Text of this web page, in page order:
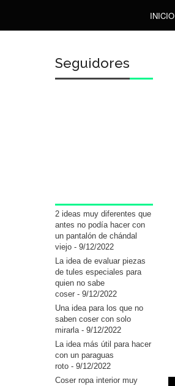
INICIO
Seguidores
2 ideas muy diferentes que
antes no podía hacer con
un pantalón de chándal
viejo - 9/12/2022
La idea de evaluar piezas
de tules especiales para
quien no sabe
coser - 9/12/2022
Una idea para los que no
saben coser con solo
mirarla- 9/12/2022
La idea más útil para hacer
con un paraguas
roto - 9/12/2022
Coser ropa interior muy